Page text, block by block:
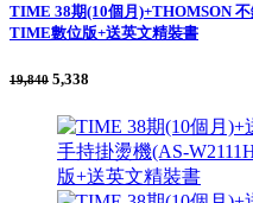
TIME 38期(10個月)+THOMSON
TIME數位版+送英文精裝書
19,840 5,338